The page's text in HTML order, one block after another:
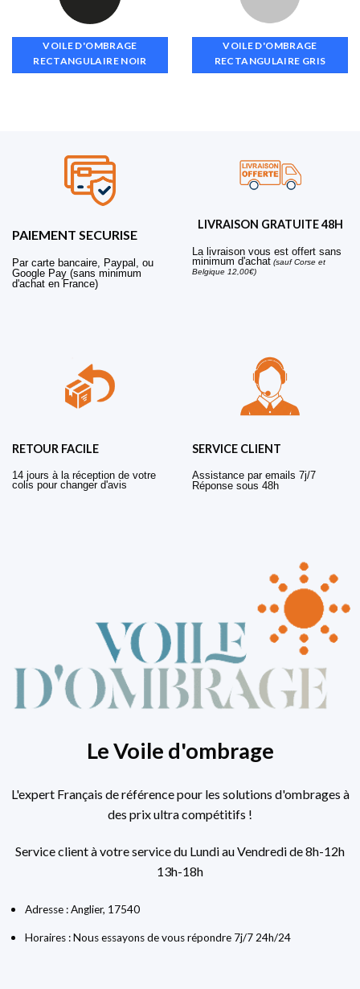
VOILE D'OMBRAGE
RECTANGULAIRE NOIR
VOILE D'OMBRAGE
RECTANGULAIRE GRIS
PAIEMENT SECURISE
Par carte bancaire, Paypal, ou
Google Pay (sans minimum
d'achat en France)
LIVRAISON GRATUITE 48H
La livraison vous est offert sans
minimum d'achat (sauf Corse et
Belgique 12,00€)
RETOUR FACILE
14 jours à la réception de votre
colis pour changer d'avis
SERVICE CLIENT
Assistance par emails 7j/7
Réponse sous 48h
Le Voile d'ombrage
L'expert Français de référence pour les solutions d'ombrages à
des prix ultra compétitifs !
Service client à votre service du Lundi au Vendredi de 8h-12h
13h-18h
Adresse : Anglier, 17540
Horaires : Nous essayons de vous répondre 7j/7 24h/24